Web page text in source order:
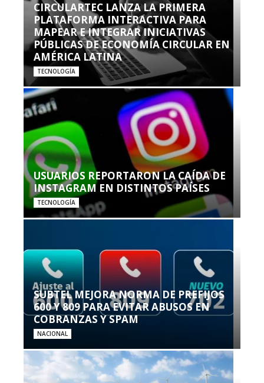
CIRCULARTEC LANZA LA PRIMERA
PLATAFORMA INTERACTIVA PARA
MAPEAR E INTEGRAR INICIATIVAS
PÚBLICAS DE ECONOMÍA CIRCULAR EN
AMÉRICA LATINA
TECNOLOGÍA
USUARIOS REPORTARON LA CAÍDA DE
INSTAGRAM EN DISTINTOS PAÍSES
TECNOLOGÍA
SUBTEL MEJORA NORMA DE PREFIJOS
600 Y 809 PARA EVITAR ABUSOS EN
COBRANZAS Y SPAM
NACIONAL